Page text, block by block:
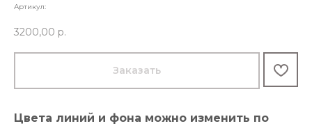
Артикул:
3200,00 р.
Заказать
Цвета линий и фона можно изменить по